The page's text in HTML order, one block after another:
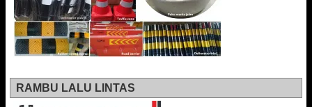
RAMBU LALU LINTAS